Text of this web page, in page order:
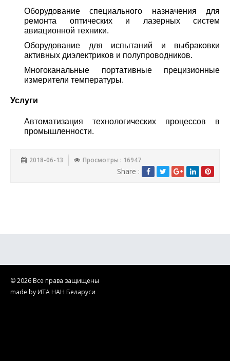
Оборудование специального назначения для
ремонта оптических и лазерных систем
авиационной техники.
Оборудование для испытаний и выбраковки
активных диэлектриков и полупроводников.
Многоканальные портативные прецизионные
измерители температуры.
Услуги
Автоматизация технологических процессов в
промышленности.
2018-06-13 Просмотры : 16947
Share :
© 2026 Все права защищены
made by ИТА НАН Беларуси